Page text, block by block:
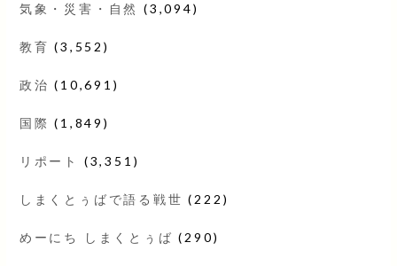
気象・災害・自然 (3,094)
教育 (3,552)
政治 (10,691)
国際 (1,849)
リポート (3,351)
しまくとぅばで語る戦世 (222)
めーにち しまくとぅば (290)